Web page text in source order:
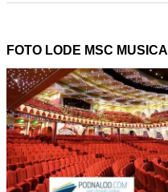
FOTO LODE MSC MUSICA